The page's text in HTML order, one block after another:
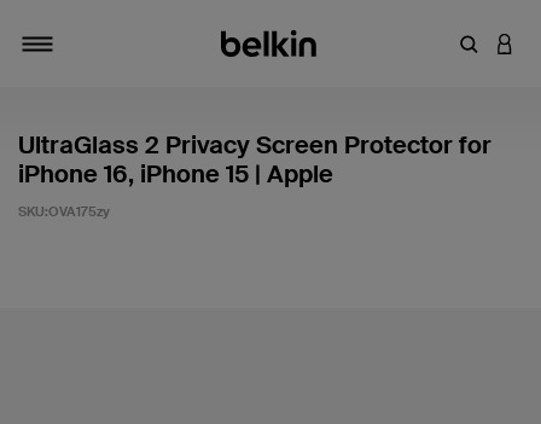
Inserisci
UltraGlass 2 Privacy Screen Protector for
iPhone 16, iPhone 15 | Apple
SKU:OVA175zy